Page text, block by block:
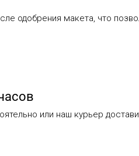
одобрения макета, что
или наш курьер